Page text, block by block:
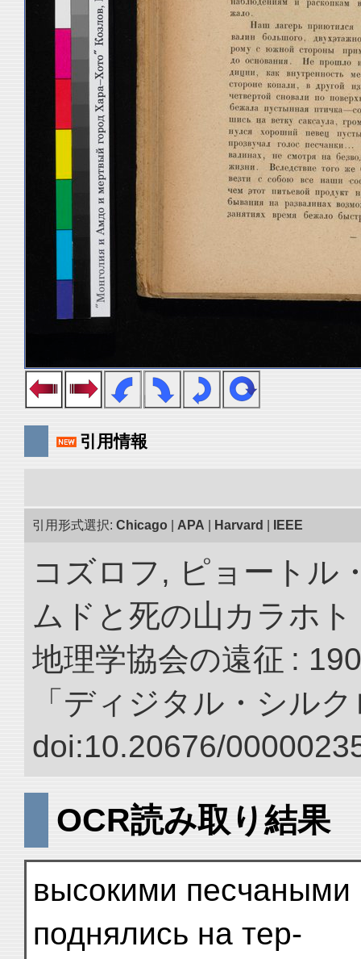
引用情報
引用形式選択: Chicago APA Harvard IEEE
コズロフ, ピョートル
ムドと死の山カラホ
地理学協会の遠征 :
「ディジタル・シル
doi:10.20676/
OCR読み取り結果
высокими песчаными
поднялись на тер-